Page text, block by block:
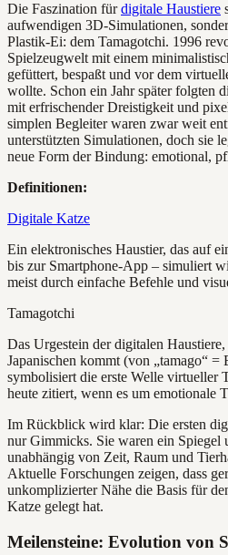
Die Faszination fürdigitale Haustiere
aufwendigen 3D-Simulationen,
Plastik-Ei: dem Tamagotchi. 1996
Spielzeugwelt mit einem
gefüttert, bespaßt und vor dem
wollte. Schon ein Jahr später folgten
mit erfrischender Dreistigkeit und
simplen Begleiter waren zwar weit
unterstützten Simulationen, doch sie
neue Form der Bindung: emotional,
Definitionen:
Digitale Katze
Ein elektronisches Haustier, das auf
bis zur Smartphone-App – simuliert
meist durch einfache Befehle und
Tamagotchi
Das Urgestein der digitalen Haustiere,
Japanischen kommt (von „tamago“
symbolisiert die erste Welle virtueller
heute zitiert, wenn es um emotionale
Im Rückblick wird klar: Die ersten
nur Gimmicks. Sie waren ein Spiegel
unabhängig von Zeit, Raum und
Aktuelle Forschungen zeigen, dass
unkomplizierter Nähe die Basis für
Katze gelegt hat.
Meilensteine: Evolution von